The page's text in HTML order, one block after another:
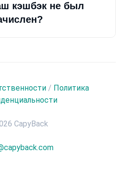
кэшбэк не был
/ Политика
CapyBack